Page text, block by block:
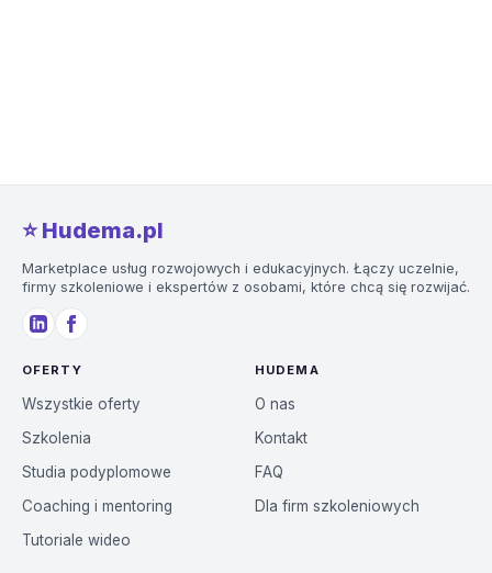
⭐️ Hudema.pl
Marketplace usług rozwojowych i edukacyjnych. Łączy uczelnie,
firmy szkoleniowe i ekspertów z osobami, które chcą się rozwijać.
OFERTY
Wszystkie oferty
Szkolenia
Studia podyplomowe
Coaching i mentoring
Tutoriale wideo
HUDEMA
O nas
Kontakt
FAQ
Dla firm szkoleniowych